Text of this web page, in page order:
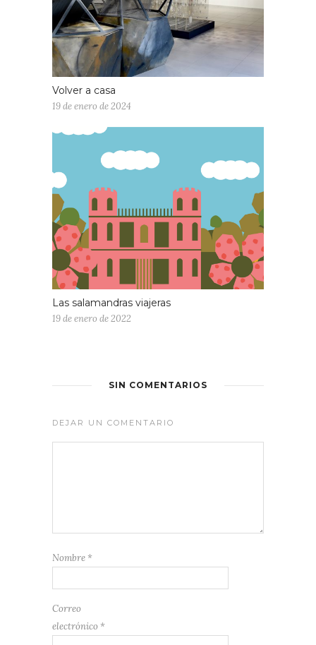
Volver a casa
19 de enero de 2024
Las salamandras viajeras
19 de enero de 2022
SIN COMENTARIOS
DEJAR UN COMENTARIO
Nombre *
Correo
electrónico *